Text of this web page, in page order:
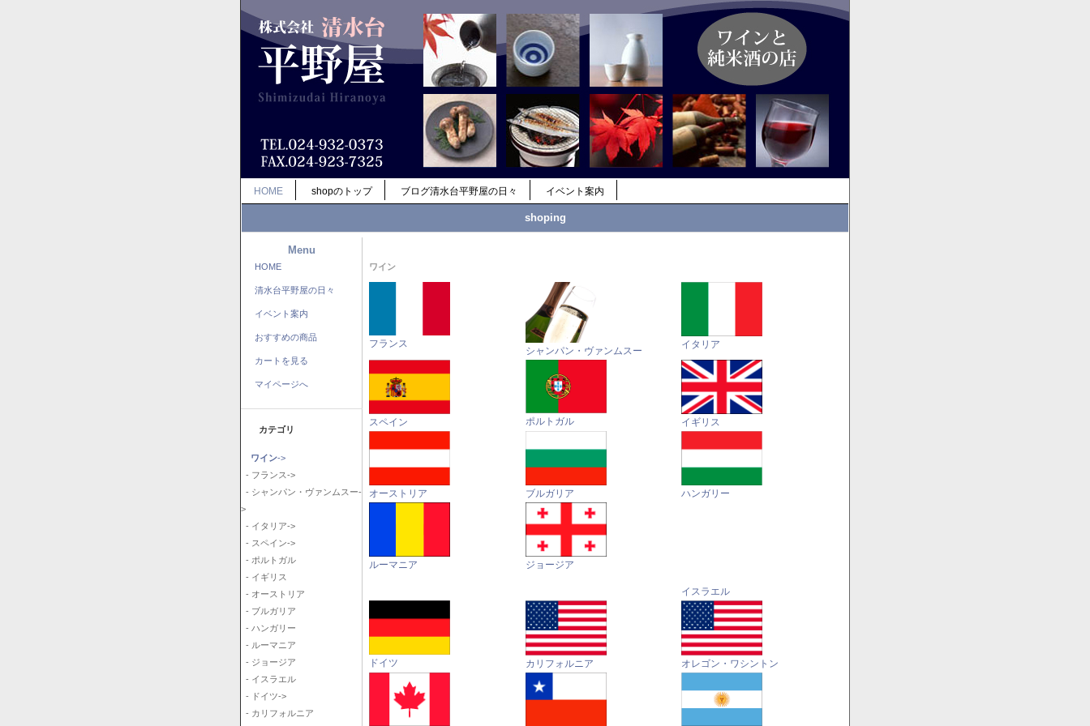
HOME shopのトップ ブログ清水台平野屋の日々 イベント案内
shoping
Menu
HOME
清水台平野屋の日々
イベント案内
おすすめの商品
カートを見る
マイページへ
カテゴリ
ワイン->
- フランス->
- シャンパン・ヴァンムスー-
>
- イタリア->
- スペイン->
- ポルトガル
- イギリス
- オーストリア
- ブルガリア
- ハンガリー
- ルーマニア
- ジョージア
- イスラエル
- ドイツ->
- カリフォルニア
ワイン
フランス
シャンパン・ヴァンムスー
イタリア
スペイン ポルトガル イギリス
オーストリア ブルガリア ハンガリー
ルーマニア ジョージア
イスラエル
ドイツ カリフォルニア オレゴン・ワシントン